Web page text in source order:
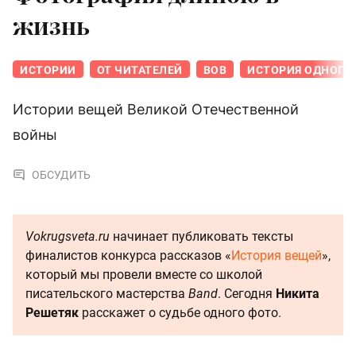
жизнь
ИСТОРИИ ОТ ЧИТАТЕЛЕЙ ВОВ ИСТОРИЯ ОДНОГО
Истории вещей Великой Отечественной
войны
ОБСУДИТЬ
Vokrugsveta.ru начинает публиковать тексты
финалистов конкурса рассказов «История вещей»,
который мы провели вместе со школой
писательского мастерства Band. Сегодня Никита
Решетяк расскажет о судьбе одного фото.